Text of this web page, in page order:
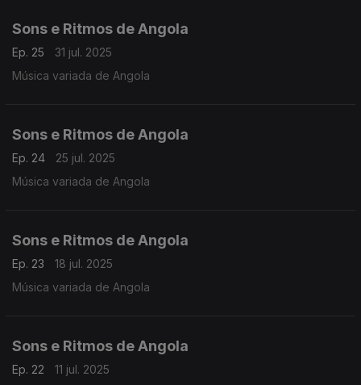
Sons e Ritmos de Angola
Ep. 25
31 jul. 2025
Música variada de Angola
Sons e Ritmos de Angola
Ep. 24
25 jul. 2025
Música variada de Angola
Sons e Ritmos de Angola
Ep. 23
18 jul. 2025
Música variada de Angola
Sons e Ritmos de Angola
Ep. 22
11 jul. 2025